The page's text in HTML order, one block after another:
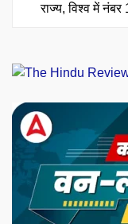
राज्य, विश्व में